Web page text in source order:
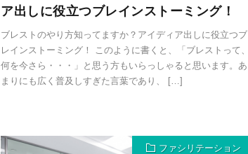
ア出しに役立つブレインストーミング！
ブレストのやり方知ってますか？アイディア出しに役立つブ
レインストーミング！ このように書くと、「ブレストって、
何を今さら・・・」と思う方もいらっしゃると思います。あ
まりにも広く普及しすぎた言葉であり、 […]
ファシリテーション